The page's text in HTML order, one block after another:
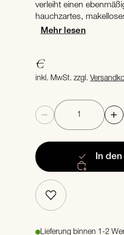
verleiht einen
hauchzartes,
Mehr lesen
€
inkl. MwSt. zzgl.
Anzahl
In
Lieferung binnen 1-2